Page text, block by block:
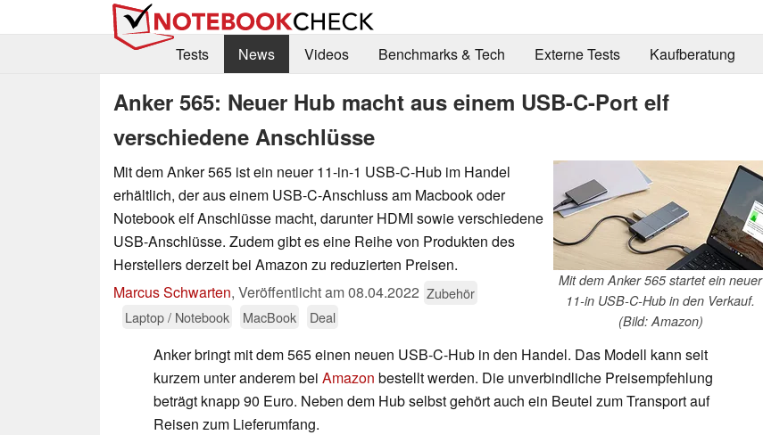
Tests
News Videos Benchmarks & Tech Externe Tests Kaufberatung
Anker 565: Neuer Hub macht aus einem USB-C-Port elf
verschiedene Anschlüsse
Mit dem Anker 565 startet ein neuer
11-in USB-C-Hub in den Verkauf.
(Bild: Amazon)
Mit dem Anker 565 ist ein neuer 11-in-1 USB-C-Hub im Handel
erhältlich, der aus einem USB-C-Anschluss am Macbook oder
Notebook elf Anschlüsse macht, darunter HDMI sowie verschiedene
USB-Anschlüsse. Zudem gibt es eine Reihe von Produkten des
Herstellers derzeit bei Amazon zu reduzierten Preisen.
Marcus Schwarten, Veröffentlicht am08.04.2022 Zubehör
Laptop / Notebook
MacBook Deal
Anker bringt mit dem 565 einen neuen USB-C-Hub in den Handel. Das Modell kann seit
kurzem unter anderem bei Amazon bestellt werden. Die unverbindliche Preisempfehlung
beträgt knapp 90 Euro. Neben dem Hub selbst gehört auch ein Beutel zum Transport auf
Reisen zum Lieferumfang.